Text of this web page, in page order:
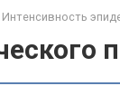
Интенсивность